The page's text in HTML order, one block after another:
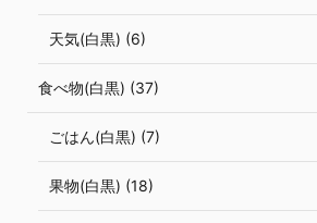
天気(白黒) (6)
食べ物(白黒) (37)
ごはん(白黒) (7)
果物(白黒) (18)